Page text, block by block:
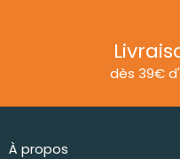
dès 39€
À propos